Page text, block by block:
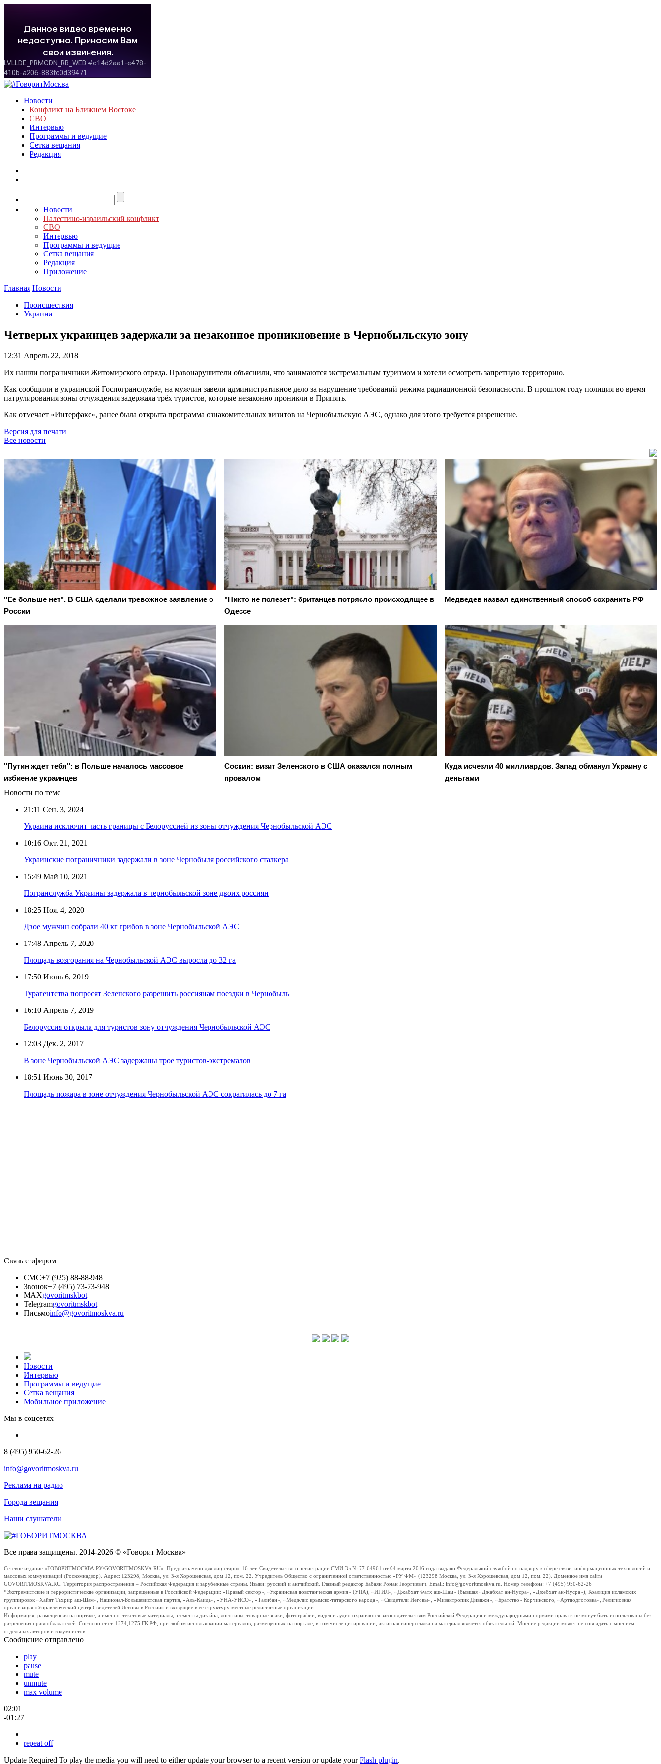
Новости
Конфликт на Ближнем Востоке
СВО
Интервью
Программы и ведущие
Сетка вещания
Редакция
Новости
Палестино-израильский конфликт
СВО
Интервью
Программы и ведущие
Сетка вещания
Редакция
Приложение
Главная Новости
Происшествия
Украина
Четверых украинцев задержали за незаконное проникновение в Чернобыльскую зону
12:31 Апрель 22, 2018
Их нашли пограничники Житомирского отряда. Правонарушители объяснили, что занимаются экстремальным туризмом и хотели осмотреть запретную территорию.
Как сообщили в украинской Госпогранслужбе, на мужчин завели административное дело за нарушение требований режима радиационной безопасности. В прошлом году полиция во время
патрулирования зоны отчуждения задержала трёх туристов, которые незаконно проникли в Припять.
Как отмечает «Интерфакс», ранее была открыта программа ознакомительных визитов на Чернобыльскую АЭС, однако для этого требуется разрешение.
Версия для печати
Все новости
"Ее больше нет". В США сделали тревожное заявление о
России
"Никто не полезет": британцев потрясло происходящее в
Одессе
Медведев назвал единственный способ сохранить РФ
"Путин ждет тебя": в Польше началось массовое
избиение украинцев
Соскин: визит Зеленского в США оказался полным
провалом
Куда исчезли 40 миллиардов. Запад обманул Украину с
деньгами
Новости по теме
21:11 Сен. 3, 2024
Украина исключит часть границы с Белоруссией из зоны отчуждения Чернобыльской АЭС
10:16 Окт. 21, 2021
Украинские пограничники задержали в зоне Чернобыля российского сталкера
15:49 Май 10, 2021
Погранслужба Украины задержала в чернобыльской зоне двоих россиян
18:25 Ноя. 4, 2020
Двое мужчин собрали 40 кг грибов в зоне Чернобыльской АЭС
17:48 Апрель 7, 2020
Площадь возгорания на Чернобыльской АЭС выросла до 32 га
17:50 Июнь 6, 2019
Турагентства попросят Зеленского разрешить россиянам поездки в Чернобыль
16:10 Апрель 7, 2019
Белоруссия открыла для туристов зону отчуждения Чернобыльской АЭС
12:03 Дек. 2, 2017
В зоне Чернобыльской АЭС задержаны трое туристов-экстремалов
18:51 Июнь 30, 2017
Площадь пожара в зоне отчуждения Чернобыльской АЭС сократилась до 7 га
Связь с эфиром
СМС+7 (925) 88-88-948
Звонок+7 (495) 73-73-948
MAXgovoritmskbot
Telegramgovoritmskbot
Письмоinfo@govoritmoskva.ru
Новости
Интервью
Программы и ведущие
Сетка вещания
Мобильное приложение
Мы в соцсетях
8 (495) 950-62-26
info@govoritmoskva.ru
Реклама на радио
Города вещания
Наши слушатели
Все права защищены. 2014-2026 © «Говорит Москва»
Сетевое издание «ГОВОРИТМОСКВА.РУ/GOVORITMOSKVA.RU». Предназначено для лиц старше 16 лет. Свидетельство о регистрации СМИ Эл № 77-64961 от 04 марта 2016 года выдано Федеральной службой по надзору в сфере связи, информационных технологий и
массовых коммуникаций (Роскомнадзор). Адрес: 123298, Москва, ул. 3-я Хорошевская, дом 12, пом. 22. Учредитель Общество с ограниченной ответственностью «РУ ФМ» (123298 Москва, ул. 3-я Хорошевская, дом 12, пом. 22). Доменное имя сайта
GOVORITMOSKVA.RU. Территория распространения – Российская Федерация и зарубежные страны. Языки: русский и английский. Главный редактор Бабаян Роман Георгиевич. Email: info@govoritmoskva.ru. Номер телефона: +7 (495) 950-62-26
*Экстремистские и террористические организации, запрещенные в Российской Федерации: «Правый сектор», «Украинская повстанческая армия» (УПА), «ИГИЛ», «Джабхат Фатх аш-Шам» (бывшая «Джабхат ан-Нусра», «Джебхат ан-Нусра»), Коалиция исламских
группировок «Хайят Тахрир аш-Шам», Национал-Большевистская партия, «Аль-Каида», «УНА-УНСО», «Талибан», «Меджлис крымско-татарского народа», «Свидетели Иеговы», «Мизантропик Дивижн», «Братство» Корчинского, «Артподготовка», Религиозная
организация «Управленческий центр Свидетелей Иеговы в России» и входящие в ее структуру местные религиозные организации.
Информация, размещенная на портале, а именно: текстовые материалы, элементы дизайна, логотипы, товарные знаки, фотографии, видео и аудио охраняются законодательством Российской Федерации и международными нормами права и не могут быть использованы без
разрешения правообладателей. Согласно ст.ст. 1274,1275 ГК РФ, при любом использовании материалов, размещенных на портале, в том числе цитировании, активная гиперссылка на материал является обязательной. Мнение редакции может не совпадать с мнением
отдельных авторов и колумнистов.
Сообщение отправлено
play
pause
mute
unmute
max volume
02:01
-01:27
repeat off
Update Required To play the media you will need to either update your browser to a recent version or update yourFlash plugin.